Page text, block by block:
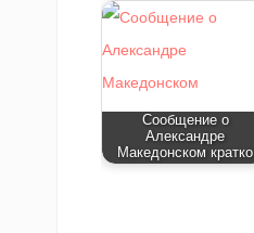
Сообщение о
Александре
Македонском кратко